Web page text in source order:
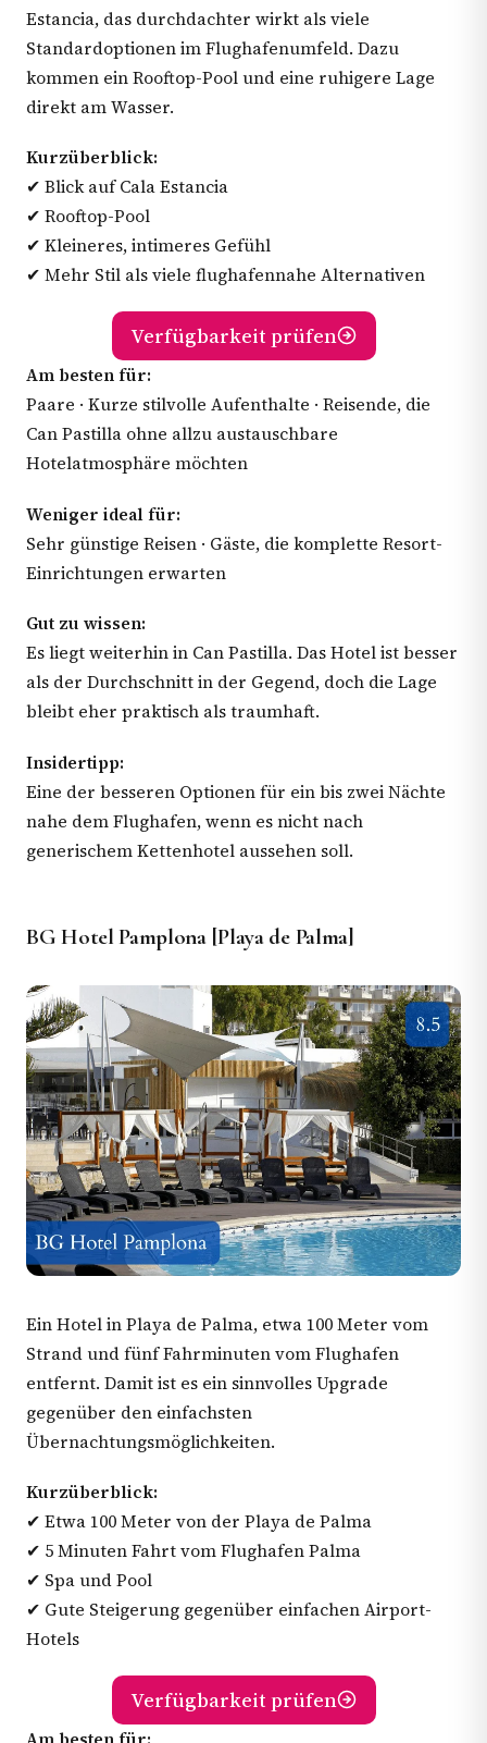
Estancia, das durchdachter wirkt als viele
Standardoptionen im Flughafenumfeld. Dazu
kommen ein Rooftop-Pool und eine ruhigere Lage
direkt am Wasser.
Kurzüberblick:
✔ Blick auf Cala Estancia
✔ Rooftop-Pool
✔ Kleineres, intimeres Gefühl
✔ Mehr Stil als viele flughafennahe Alternativen
Verfügbarkeit prüfen
Am besten für:
Paare · Kurze stilvolle Aufenthalte · Reisende, die
Can Pastilla ohne allzu austauschbare
Hotelatmosphäre möchten
Weniger ideal für:
Sehr günstige Reisen · Gäste, die komplette Resort-
Einrichtungen erwarten
Gut zu wissen:
Es liegt weiterhin in Can Pastilla. Das Hotel ist besser
als der Durchschnitt in der Gegend, doch die Lage
bleibt eher praktisch als traumhaft.
Insidertipp:
Eine der besseren Optionen für ein bis zwei Nächte
nahe dem Flughafen, wenn es nicht nach
generischem Kettenhotel aussehen soll.
BG Hotel Pamplona [Playa de Palma]
Ein Hotel in Playa de Palma, etwa 100 Meter vom
Strand und fünf Fahrminuten vom Flughafen
entfernt. Damit ist es ein sinnvolles Upgrade
gegenüber den einfachsten
Übernachtungsmöglichkeiten.
Kurzüberblick:
✔ Etwa 100 Meter von der Playa de Palma
✔ 5 Minuten Fahrt vom Flughafen Palma
✔ Spa und Pool
✔ Gute Steigerung gegenüber einfachen Airport-
Hotels
Verfügbarkeit prüfen